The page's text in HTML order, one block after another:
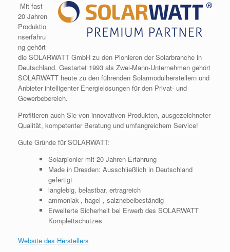
Mit fast
20 Jahren
Produktio
nserfahru
ng gehört
die SOLARWATT GmbH zu den Pionieren der Solarbranche in
Deutschland. Gestartet 1993 als Zwei-Mann-Unternehmen gehört
SOLARWATT heute zu den führenden Solarmodulherstellern und
Anbieter intelligenter Energielösungen für den Privat- und
Gewerbebereich.
Profitieren auch Sie von innovativen Produkten, ausgezeichneter
Qualität, kompetenter Beratung und umfangreichem Service!
Gute Gründe für SOLARWATT:
Solarpionier mit 20 Jahren Erfahrung
Made in Dresden: Ausschließlich in Deutschland
gefertigt
langlebig, belastbar, ertragreich
ammoniak-, hagel-, salznebelbeständig
Erweiterte Sicherheit bei Erwerb des SOLARWATT
Komplettschutzes
Website des Herstellers